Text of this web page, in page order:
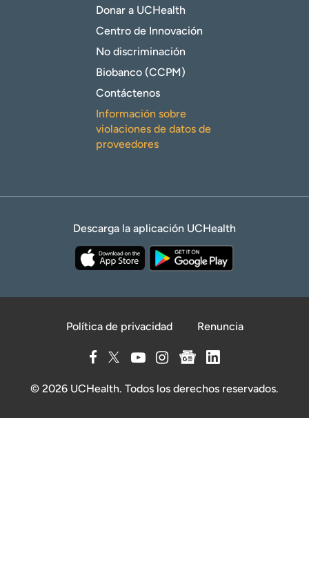
Donar a UCHealth
Centro de Innovación
No discriminación
Biobanco (CCPM)
Contáctenos
Información sobre
violaciones de datos de
proveedores
Descarga la aplicación UCHealth
Política de privacidad Renuncia
© 2026 UCHealth. Todos los derechos reservados.